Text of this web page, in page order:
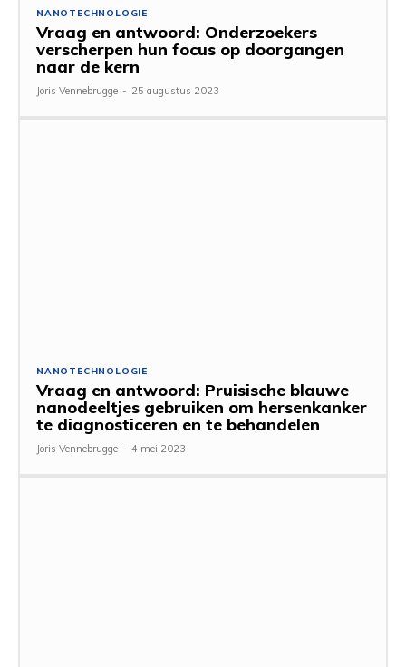
NANOTECHNOLOGIE
Vraag en antwoord: Onderzoekers
verscherpen hun focus op doorgangen
naar de kern
Joris Vennebrugge - 25 augustus 2023
NANOTECHNOLOGIE
Vraag en antwoord: Pruisische blauwe
nanodeeltjes gebruiken om hersenkanker
te diagnosticeren en te behandelen
Joris Vennebrugge - 4 mei 2023